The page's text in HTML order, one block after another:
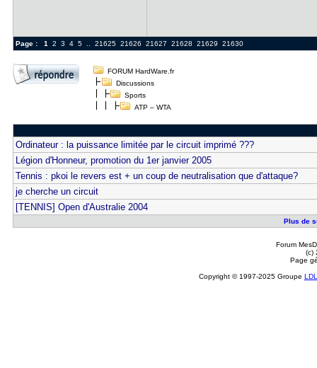
Page : 1 2 3 4 5.. 21625 21626 21627 21628 21629 21630
FORUM HardWare.fr
Discussions
Sports
ATP – WTA
Ordinateur : la puissance limitée par le circuit imprimé ???
Légion d'Honneur, promotion du 1er janvier 2005
Tennis : pkoi le revers est + un coup de neutralisation que d'attaque?
je cherche un circuit
[TENNIS] Open d'Australie 2004
Plus de
Forum
(c)
Page
Copyright © 1997-2025 Groupe